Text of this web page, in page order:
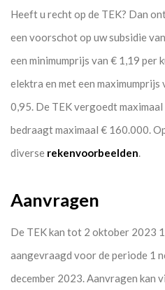
Heeft u recht op de TEK? Dan
een voorschot op uw subsidie
een minimumprijs van € 1,19 per
elektra en met een
0,95. De TEK vergoedt
bedraagt maximaal € 160.000.
diverse rekenvoorbeelden.
Aanvragen
De TEK kan tot 2 oktober 2023
aangevraagd voor de periode 1
december 2023. Aanvragen kan